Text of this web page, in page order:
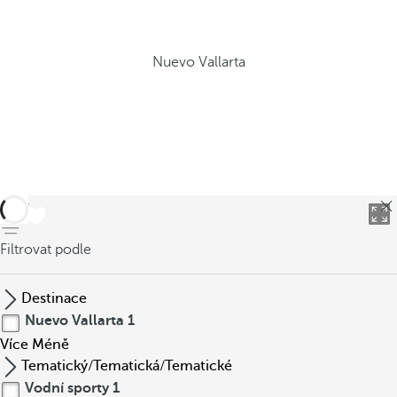
Nuevo Vallarta
Zpět
Filtrovat podle
Destinace
Nuevo Vallarta 1
Více Méně
Tematický/Tematická/Tematické
Vodní sporty 1